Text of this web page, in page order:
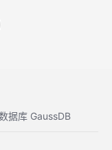
据库 GaussDB